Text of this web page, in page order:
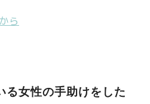
ら
る女性の手助けをした